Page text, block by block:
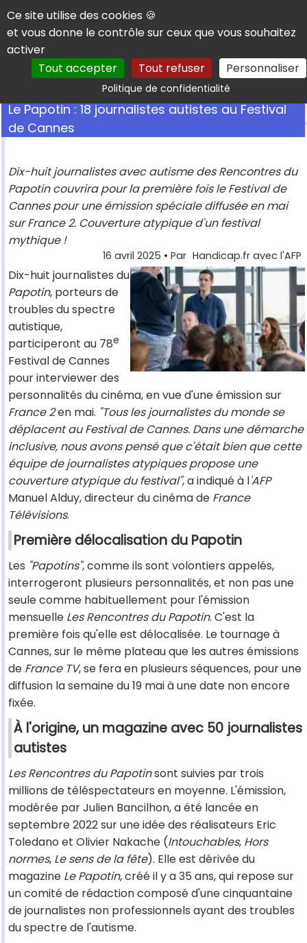
Panneau de gestion des cookies
Ce site utilise des cookies 🍪
et vous donne le contrôle sur ceux que vous souhaitez
activer
Tout accepter
Tout refuser Personnaliser
Politique de confidentialitéRechercher
Le Papotin : 18 journalistes autistes au Festival
de Cannes
Dix-huit journalistes avec autisme des Rencontres du
Papotin couvrira pour la première fois le Festival de
Cannes pour une émission spéciale diffusée en mai
sur France 2. Couverture atypique d'un festival
mythique !
16 avril 2025 • Par Handicap.fr avec l'AFP
Dix-huit journalistes du
Papotin, porteurs de
troubles du spectre
autistique,
participeront au 78e
Festival de Cannes
pour interviewer des
personnalités du cinéma, en vue d'une émission sur
France 2en mai. "Tous les journalistes du monde se
déplacent au Festival de Cannes. Dans une démarche
inclusive, nous avons pensé que c'était bien que cette
équipe de journalistes atypiques propose une
couverture atypique du festival", a indiqué à l'AFP
Manuel Alduy, directeur du cinéma de France
Télévisions.
Première délocalisation du Papotin
Les "Papotins", comme ils sont volontiers appelés,
interrogeront plusieurs personnalités, et non pas une
seule comme habituellement pour l'émission
mensuelle Les Rencontres du Papotin. C'est la
première fois qu'elle est délocalisée. Le tournage à
Cannes, sur le même plateau que les autres émissions
de France TV, se fera en plusieurs séquences, pour une
diffusion la semaine du 19 mai à une date non encore
fixée.
À l'origine, un magazine avec 50 journalistes
autistes
Les Rencontres du Papotinsont suivies par trois
millions de téléspectateurs en moyenne. L'émission,
modérée par Julien Bancilhon, a été lancée en
septembre 2022 sur une idée des réalisateurs Eric
Toledano et Olivier Nakache (Intouchables, Hors
normes, Le sens de la fête). Elle est dérivée du
magazine Le Papotin, créé il y a 35 ans, qui repose sur
un comité de rédaction composé d'une cinquantaine
de journalistes non professionnels ayant des troubles
du spectre de l'autisme.